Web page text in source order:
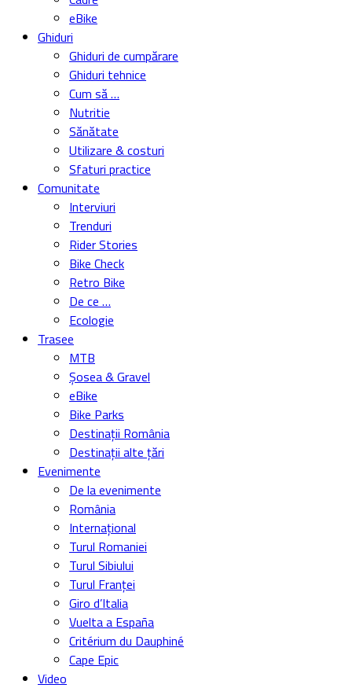
eBike
Ghiduri
Ghiduri de cumpărare
Ghiduri tehnice
Cum să …
Nutritie
Sănătate
Utilizare & costuri
Sfaturi practice
Comunitate
Interviuri
Trenduri
Rider Stories
Bike Check
Retro Bike
De ce …
Ecologie
Trasee
MTB
Șosea & Gravel
eBike
Bike Parks
Destinații România
Destinații alte țări
Evenimente
De la evenimente
România
Internațional
Turul Romaniei
Turul Sibiului
Turul Franței
Giro d’Italia
Vuelta a España
Critérium du Dauphiné
Cape Epic
Video